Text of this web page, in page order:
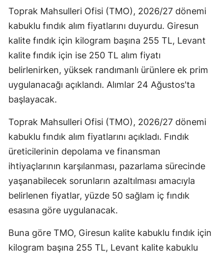
Toprak Mahsulleri Ofisi (TMO), 2026/27 dönemi
kabuklu fındık alım fiyatlarını duyurdu. Giresun
kalite fındık için kilogram başına 255 TL, Levant
kalite fındık için ise 250 TL alım fiyatı
belirlenirken, yüksek randımanlı ürünlere ek prim
uygulanacağı açıklandı. Alımlar 24 Ağustos'ta
başlayacak.
Toprak Mahsulleri Ofisi (TMO), 2026/27 dönemi
kabuklu fındık alım fiyatlarını açıkladı. Fındık
üreticilerinin depolama ve finansman
ihtiyaçlarının karşılanması, pazarlama sürecinde
yaşanabilecek sorunların azaltılması amacıyla
belirlenen fiyatlar, yüzde 50 sağlam iç fındık
esasına göre uygulanacak.
Buna göre TMO, Giresun kalite kabuklu fındık için
kilogram başına 255 TL, Levant kalite kabuklu